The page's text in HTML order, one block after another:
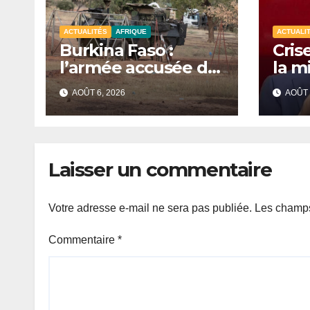
ACTUALITÉS AFRIQUE
Burkina Faso :
l’armée accusée de
violences contre
des civils après une
attaque jihadiste.
AOÛT 6, 2026
la
Laisser un commentaire
Votre adresse e-mail ne sera pas publiée. Les
Commentaire *